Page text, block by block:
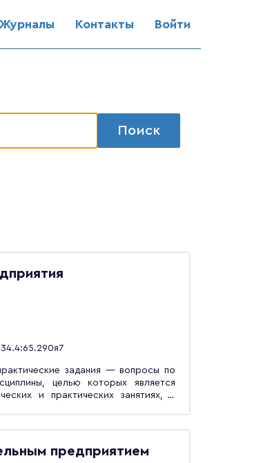
Журналы Контакты Войти
Поиск
34.4:65.290я7
задания — вопросы по
целью которых является
и практических занятиях, и
машиностроительных
образовательную программу по
предприятием